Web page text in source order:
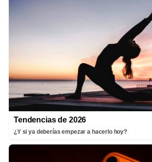
Tendencias de 2026
¿Y si ya deberías empezar a hacerlo hoy?